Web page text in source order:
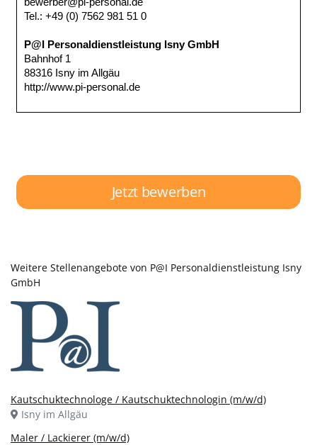
Jetzt bewerben
Weitere Stellenangebote von P@I Personaldienstleistung Isny
GmbH
Kautschuktechnologe / Kautschuktechnologin (m/w/d)
Isny im Allgäu
Maler / Lackierer (m/w/d)